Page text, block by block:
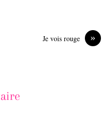
»
Je vois rouge